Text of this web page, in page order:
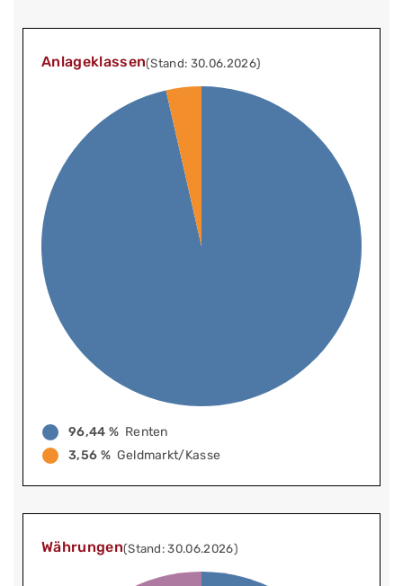
Anlageklassen(Stand: 30.06.2026)
96,44 % Renten
3,56 % Geldmarkt/Kasse
Währungen(Stand: 30.06.2026)